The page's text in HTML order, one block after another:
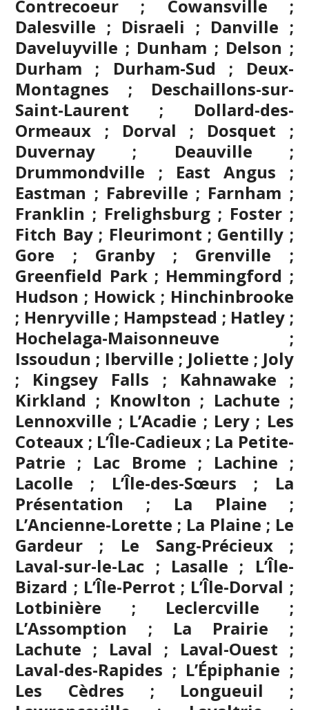
Contrecoeur ; Cowansville ;
Dalesville ; Disraeli ; Danville ;
Daveluyville ; Dunham ; Delson ;
Durham ; Durham-Sud ; Deux-
Montagnes ; Deschaillons-sur-
Saint-Laurent ; Dollard-des-
Ormeaux ; Dorval ; Dosquet ;
Duvernay ; Deauville ;
Drummondville ; East Angus ;
Eastman ; Fabreville ; Farnham ;
Franklin ; Frelighsburg ; Foster ;
Fitch Bay ; Fleurimont ; Gentilly ;
Gore ; Granby; Grenville ;
Greenfield Park ; Hemmingford ;
Hudson ; Howick ; Hinchinbrooke
; Henryville ; Hampstead ; Hatley ;
Hochelaga-Maisonneuve ;
Issoudun ; Iberville ; Joliette ; Joly
; Kingsey Falls ; Kahnawake ;
Kirkland ; Knowlton ; Lachute ;
Lennoxville ; L’Acadie ; Lery ; Les
Coteaux ; L’Île-Cadieux ; La Petite-
Patrie ; Lac Brome ; Lachine ;
Lacolle ; L’Île-des-Sœurs ; La
Présentation ; La Plaine ;
L’Ancienne-Lorette ; La Plaine ; Le
Gardeur ; Le Sang-Précieux ;
Laval-sur-le-Lac ; Lasalle ; L’Île-
Bizard ; L’Île-Perrot ; L’Île-Dorval ;
Lotbinière ; Leclercville ;
L’Assomption ; La Prairie ;
Lachute ; Laval ; Laval-Ouest ;
Laval-des-Rapides ; L’Épiphanie ;
Les Cèdres ; Longueuil ;